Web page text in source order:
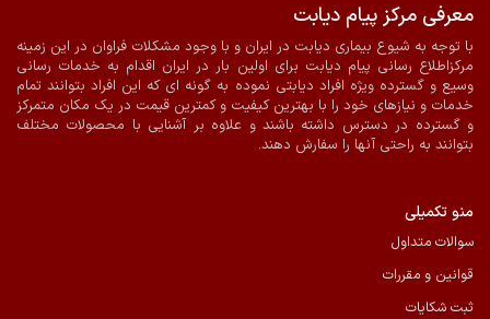
پرداخت آنلاین ارسال با پیک در شیراز
معرفی مرکز پیام دیابت
با توجه به شیوع بیماری دیابت در ایران و با وجود مشکلات فراوان در این زمینه
مرکزاطلاع رسانی پیام دیابت برای اولین بار در ایران اقدام به خدمات رسانی
وسیع و گسترده ویژه افراد دیابتی نموده به گونه ای که این افراد بتوانند تمام
خدمات و نیازهای خود را با بهترین کیفیت و کمترین قیمت در یک مکان متمرکز
و گسترده در دسترس داشته باشند و علاوه بر آشنایی با محصولات مختلف
بتوانند به راحتی آنها را سفارش دهند.
منو تکمیلی
سوالات متداول
قوانین و مقررات
ثبت شکایات